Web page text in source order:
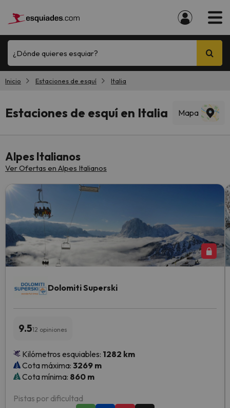
¿Dónde quieres esquiar?
Inicio Estaciones de esquí Italia
Estaciones de esquí en Italia Mapa
Alpes Italianos
Ver Ofertas en Alpes Italianos
Dolomiti Superski
9.512 opiniones
Kilómetros esquiables: 1282 km
Cota máxima: 3269 m
Cota mínima: 860 m
Pistas por dificultad